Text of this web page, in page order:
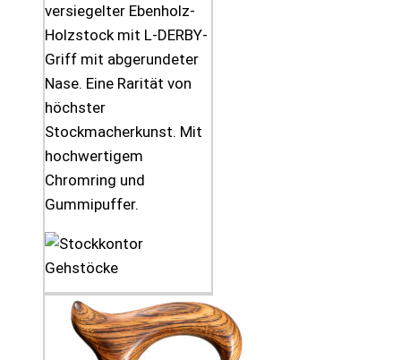
versiegelter Ebenholz-
Holzstock mit L-DERBY-
Griff mit abgerundeter
Nase. Eine Rarität von
höchster
Stockmacherkunst. Mit
hochwertigem
Chromring und
Gummipuffer.